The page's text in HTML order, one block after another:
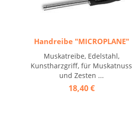
Handreibe "MICROPLANE"
Muskatreibe, Edelstahl,
Kunstharzgriff, für Muskatnuss
und Zesten ...
18,40 €